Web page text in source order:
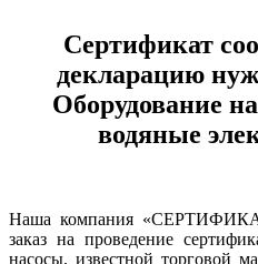
Сертификат
декларацию
Оборудование
водяные
Наша компания
заказ на проведение
насосы, известной торговой